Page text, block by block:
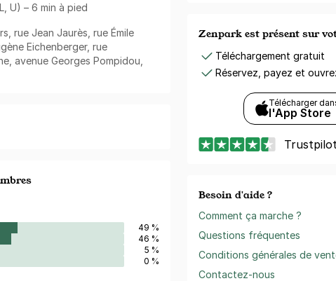
U) – 6 min à pied
rue Jean Jaurès, rue Émile
Eichenberger, rue
avenue Georges Pompidou,
49 %
46 %
5 %
0 %
Zenpark est présent sur
Téléchargement gratuit
Réservez, payez et
Télécharger
l'App Store
Trustpilot
Besoin d'aide ?
Comment ça marche ?
Questions fréquentes
Conditions générales de
Contactez-nous